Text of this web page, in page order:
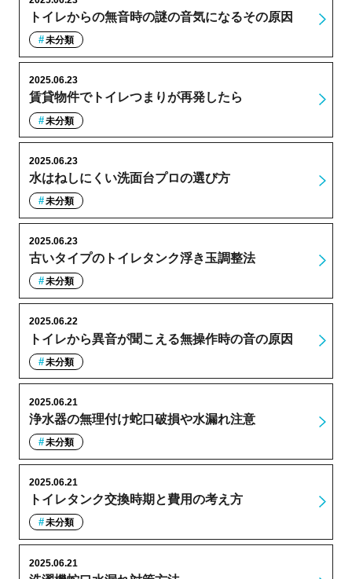
トイレからの無音時の謎の音気になるその原因
未分類
賃貸物件でトイレつまりが再発したら
2025.06.23
未分類
水はねしにくい洗面台プロの選び方
2025.06.23
未分類
古いタイプのトイレタンク浮き玉調整法
2025.06.23
未分類
トイレから異音が聞こえる無操作時の音の原因
2025.06.22
未分類
浄水器の無理付け蛇口破損や水漏れ注意
2025.06.21
未分類
トイレタンク交換時期と費用の考え方
2025.06.21
未分類
2025.06.21